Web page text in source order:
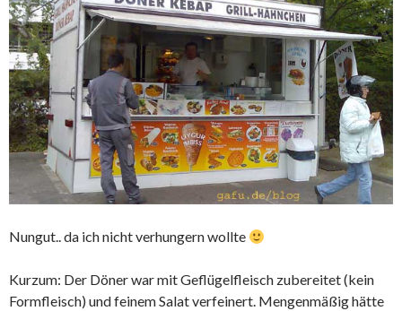
Nungut.. da ich nicht verhungern wollte
Kurzum: Der Döner war mit Geflügelfleisch zubereitet (kein
Formfleisch) und feinem Salat verfeinert. Mengenmäßig hätte